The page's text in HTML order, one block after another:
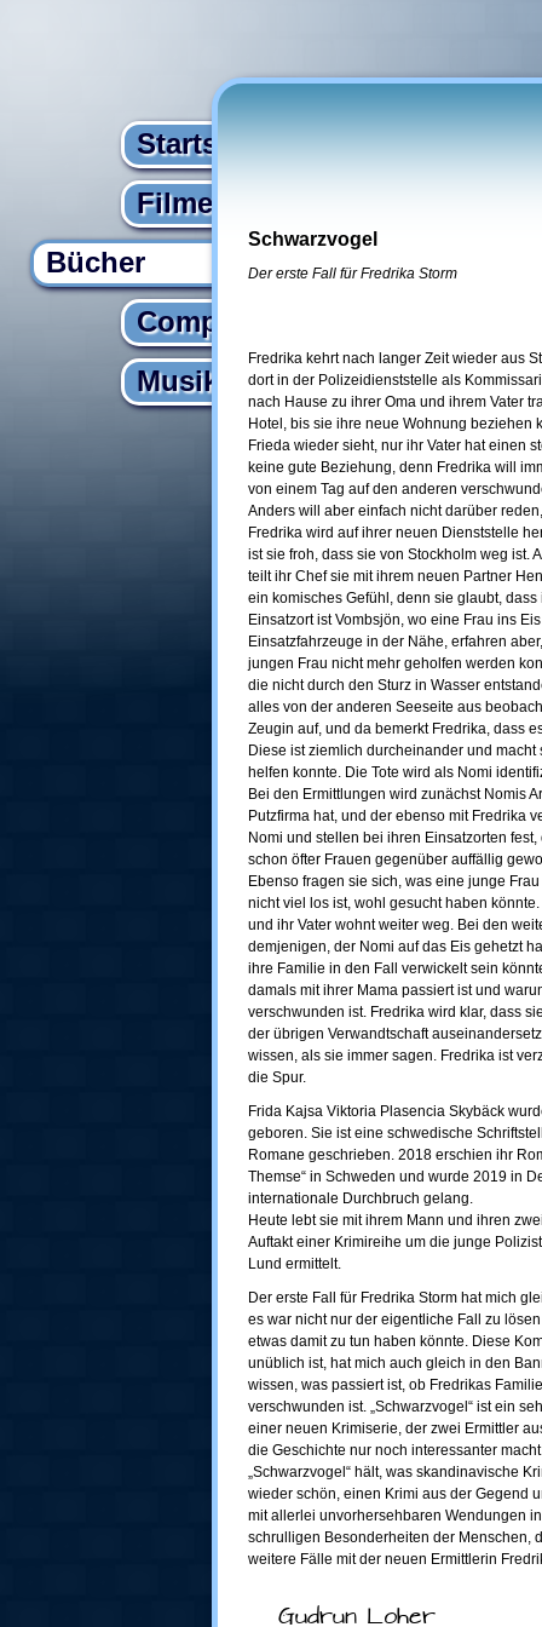
Startseite
Filme
Bücher
Computer
Musik
Schwarzvogel
Der erste Fall für Fredrika Storm
Fredrika kehrt nach langer Zeit wieder aus
dort in der Polizeidienststelle als
nach Hause zu ihrer Oma und ihrem Vater
Hotel, bis sie ihre neue Wohnung beziehen
Frieda wieder sieht, nur ihr Vater hat einen
keine gute Beziehung, denn Fredrika will
von einem Tag auf den anderen
Anders will aber einfach nicht darüber
Fredrika wird auf ihrer neuen Dienststelle
ist sie froh, dass sie von Stockholm weg ist.
teilt ihr Chef sie mit ihrem neuen Partner
ein komisches Gefühl, denn sie glaubt,
Einsatzort ist Vombsjön, wo eine Frau ins
Einsatzfahrzeuge in der Nähe, erfahren
jungen Frau nicht mehr geholfen werden
die nicht durch den Sturz in Wasser
alles von der anderen Seeseite aus
Zeugin auf, und da bemerkt Fredrika, dass
Diese ist ziemlich durcheinander und
helfen konnte. Die Tote wird als Nomi
Bei den Ermittlungen wird zunächst Nomis
Putzfirma hat, und der ebenso mit Fredrika
Nomi und stellen bei ihren Einsatzorten
schon öfter Frauen gegenüber auffällig
Ebenso fragen sie sich, was eine junge
nicht viel los ist, wohl gesucht haben
und ihr Vater wohnt weiter weg. Bei den
demjenigen, der Nomi auf das Eis gehetzt
ihre Familie in den Fall verwickelt sein
damals mit ihrer Mama passiert ist und
verschwunden ist. Fredrika wird klar, dass
der übrigen Verwandtschaft
wissen, als sie immer sagen. Fredrika ist
die Spur.
Frida Kajsa Viktoria Plasencia Skybäck
geboren. Sie ist eine schwedische
Romane geschrieben. 2018 erschien ihr
Themse“ in Schweden und wurde 2019 in
internationale Durchbruch gelang.
Heute lebt sie mit ihrem Mann und ihren
Auftakt einer Krimireihe um die junge
Lund ermittelt.
Der erste Fall für Fredrika Storm hat mich
es war nicht nur der eigentliche Fall zu
etwas damit zu tun haben könnte. Diese
unüblich ist, hat mich auch gleich in den
wissen, was passiert ist, ob Fredrikas
verschwunden ist. „Schwarzvogel“ ist ein
einer neuen Krimiserie, der zwei Ermittler
die Geschichte nur noch interessanter
„Schwarzvogel“ hält, was skandinavische
wieder schön, einen Krimi aus der Gegend
mit allerlei unvorhersehbaren Wendungen
schrulligen Besonderheiten der Menschen,
weitere Fälle mit der neuen Ermittlerin
Gudrun Loher